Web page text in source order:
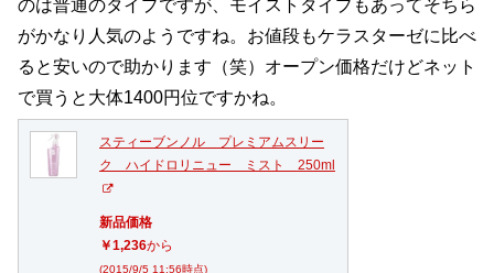
のは普通のタイプですが、モイストタイプもあってそちら
がかなり人気のようですね。お値段もケラスターゼに比べ
ると安いので助かります（笑）オープン価格だけどネット
で買うと大体1400円位ですかね。
スティーブンノル プレミアムスリー
ク ハイドロリニュー ミスト 250ml
新品価格
￥1,236から
(2015/9/5 11:56時点)